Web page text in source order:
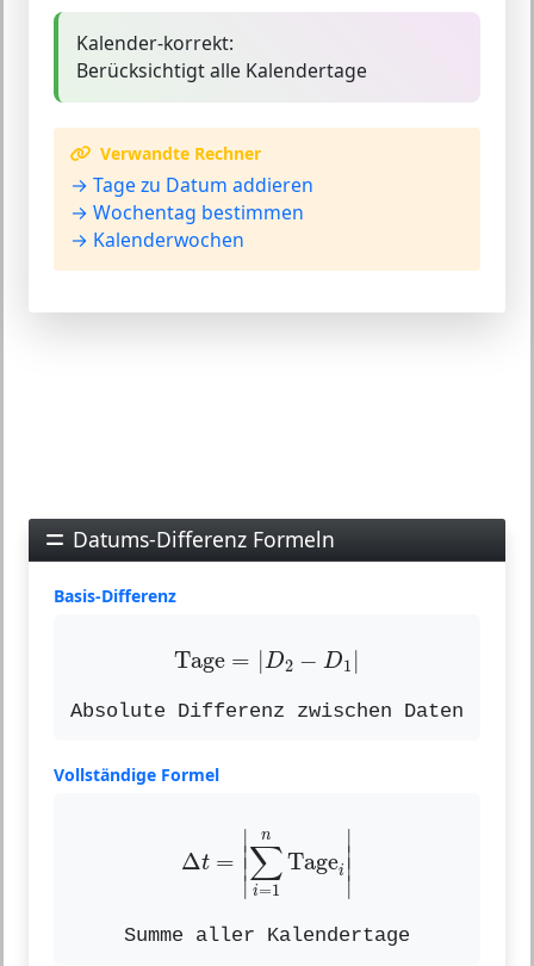
Kalender-korrekt:
Berücksichtigt alle Kalendertage
Verwandte Rechner
→ Tage zu Datum addieren
→ Wochentag bestimmen
→ Kalenderwochen
Datums-Differenz Formeln
Basis-Differenz
Tage = D2 − D1
Tage | D2 1|
Absolute Differenz zwischen Daten
Vollständige Formel
Δt =
∣
∣ ∣
∣
n
∑
i=1
Tagei
∣
∣ ∣
∣
∑ i= Tage
Summe aller Kalendertage